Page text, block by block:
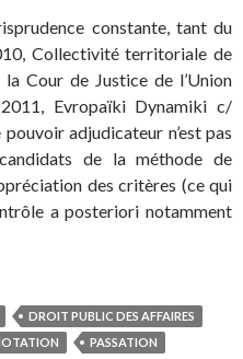
constante, tant du
Collectivité territoriale de
Cour de Justice de l’Union
Evropaïki Dynamiki c/
adjudicateur n’est pas
de la méthode de
des critères (ce qui
a posteriori notamment
DROIT PUBLIC DES AFFAIRES
PASSATION